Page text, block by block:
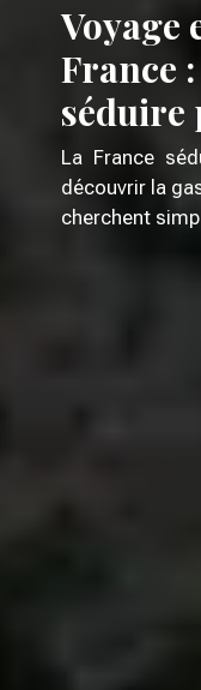
Voyage
France
séduire
La France
découvrir la
cherchent